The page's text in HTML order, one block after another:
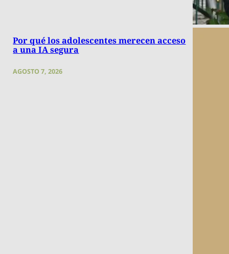
Por qué los adolescentes merecen acceso
a una IA segura
AGOSTO 7, 2026